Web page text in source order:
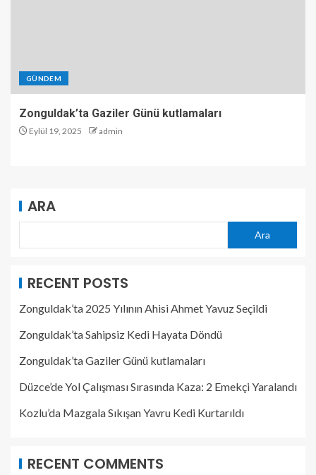
GÜNDEM
Zonguldak’ta Gaziler Günü kutlamaları
Eylül 19, 2025 admin
ARA
Ara
RECENT POSTS
Zonguldak’ta 2025 Yılının Ahisi Ahmet Yavuz Seçildi
Zonguldak’ta Sahipsiz Kedi Hayata Döndü
Zonguldak’ta Gaziler Günü kutlamaları
Düzce’de Yol Çalışması Sırasında Kaza: 2 Emekçi Yaralandı
Kozlu’da Mazgala Sıkışan Yavru Kedi Kurtarıldı
RECENT COMMENTS